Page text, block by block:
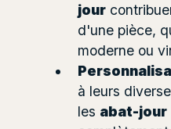
jour
d'une pièce,
moderne ou
à leurs
les abat-jour